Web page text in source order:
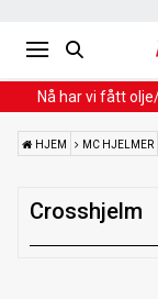
Nå har vi fått
HJEM MC HJELMER
Crosshjelm